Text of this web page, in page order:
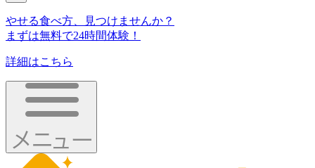
やせる食べ方、見つけませんか？
まずは無料で24時間体験！
詳細はこちら